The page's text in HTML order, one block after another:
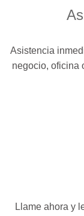
Asistencia
negocio, oficina
Llame ahora y